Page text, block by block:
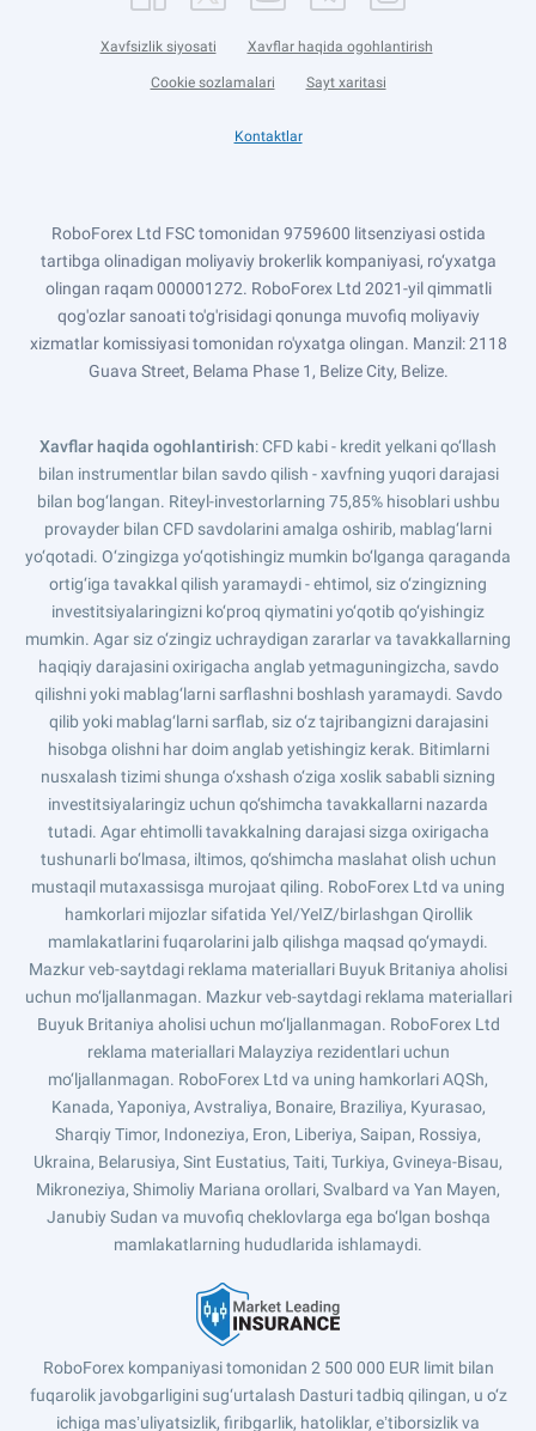
Xavfsizlik siyosati Xavflar haqida ogohlantirish
Cookie sozlamalari Sayt xaritasi
Kontaktlar
RoboForex Ltd FSC tomonidan 9759600 litsenziyasi ostida
tartibga olinadigan moliyaviy brokerlik kompaniyasi, ro‘yxatga
olingan raqam 000001272. RoboForex Ltd 2021-yil qimmatli
qog'ozlar sanoati to'g'risidagi qonunga muvofiq moliyaviy
xizmatlar komissiyasi tomonidan ro'yxatga olingan. Manzil: 2118
Guava Street, Belama Phase 1, Belize City, Belize.
Xavflar haqida ogohlantirish: CFD kabi - kredit yelkani qo‘llash
bilan instrumentlar bilan savdo qilish - xavfning yuqori darajasi
bilan bog‘langan. Riteyl-investorlarning 75,85% hisoblari ushbu
provayder bilan CFD savdolarini amalga oshirib, mablag‘larni
yo‘qotadi. O‘zingizga yo‘qotishingiz mumkin bo‘lganga qaraganda
ortig‘iga tavakkal qilish yaramaydi - ehtimol, siz o‘zingizning
investitsiyalaringizni ko‘proq qiymatini yo‘qotib qo‘yishingiz
mumkin. Agar siz o‘zingiz uchraydigan zararlar va tavakkallarning
haqiqiy darajasini oxirigacha anglab yetmaguningizcha, savdo
qilishni yoki mablag‘larni sarflashni boshlash yaramaydi. Savdo
qilib yoki mablag‘larni sarflab, siz o‘z tajribangizni darajasini
hisobga olishni har doim anglab yetishingiz kerak. Bitimlarni
nusxalash tizimi shunga o‘xshash o‘ziga xoslik sababli sizning
investitsiyalaringiz uchun qo‘shimcha tavakkallarni nazarda
tutadi. Agar ehtimolli tavakkalning darajasi sizga oxirigacha
tushunarli bo‘lmasa, iltimos, qo‘shimcha maslahat olish uchun
mustaqil mutaxassisga murojaat qiling. RoboForex Ltd va uning
hamkorlari mijozlar sifatida YeI/YeIZ/birlashgan Qirollik
mamlakatlarini fuqarolarini jalb qilishga maqsad qo‘ymaydi.
Mazkur veb-saytdagi reklama materiallari Buyuk Britaniya aholisi
uchun mo‘ljallanmagan. Mazkur veb-saytdagi reklama materiallari
Buyuk Britaniya aholisi uchun mo‘ljallanmagan. RoboForex Ltd
reklama materiallari Malayziya rezidentlari uchun
mo‘ljallanmagan. RoboForex Ltd va uning hamkorlari AQSh,
Kanada, Yaponiya, Avstraliya, Bonaire, Braziliya, Kyurasao,
Sharqiy Timor, Indoneziya, Eron, Liberiya, Saipan, Rossiya,
Ukraina, Belarusiya, Sint Eustatius, Taiti, Turkiya, Gvineya-Bisau,
Mikroneziya, Shimoliy Mariana orollari, Svalbard va Yan Mayen,
Janubiy Sudan va muvofiq cheklovlarga ega bo‘lgan boshqa
mamlakatlarning hududlarida ishlamaydi.
RoboForex kompaniyasi tomonidan 2 500 000 EUR limit bilan
fuqarolik javobgarligini sug‘urtalash Dasturi tadbiq qilingan, u o‘z
ichiga masʼuliyatsizlik, firibgarlik, hatoliklar, eʼtiborsizlik va